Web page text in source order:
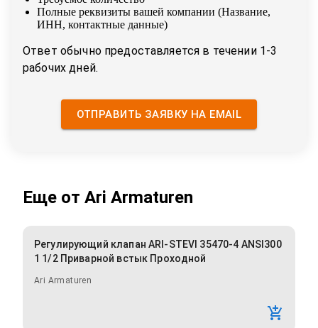
Полные реквизиты вашей компании (Название,
ИНН, контактные данные)
Ответ обычно предоставляется в течении 1-3
рабочих дней.
ОТПРАВИТЬ ЗАЯВКУ НА EMAIL
Еще от Ari Armaturen
Регулирующий клапан ARI-STEVI 35470-4 ANSI300
1 1/2 Приварной встык Проходной
Ari Armaturen